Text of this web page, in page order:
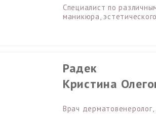
Специалист по
маникюра,
Радек
Кристина
Врач дерматовенеролог,